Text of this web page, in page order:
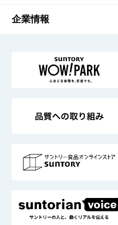
栄養成分一覧
工場見学
地域情報
サントリーホール
サントリーサンバーズ
サステナビリティTOP
サントリーが考える
企業情報
企業概要
採用情報